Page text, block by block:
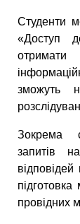
Студенти
«Доступ
зможуть
Зокрема
запитів
підготовка
провідних